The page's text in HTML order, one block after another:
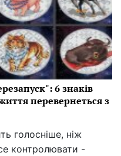
6 знаків
перевернеться з
голосніше, ніж
контролювати -